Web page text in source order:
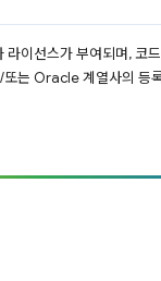
라이선스가 부여되며, 코
는 Oracle 계열사의 등